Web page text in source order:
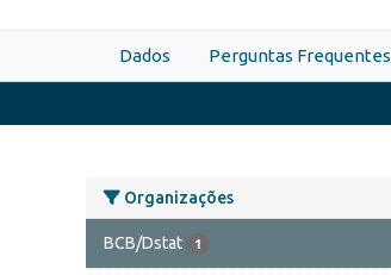
Dados Perguntas Frequentes
Organizações
BCB/Dstat 1